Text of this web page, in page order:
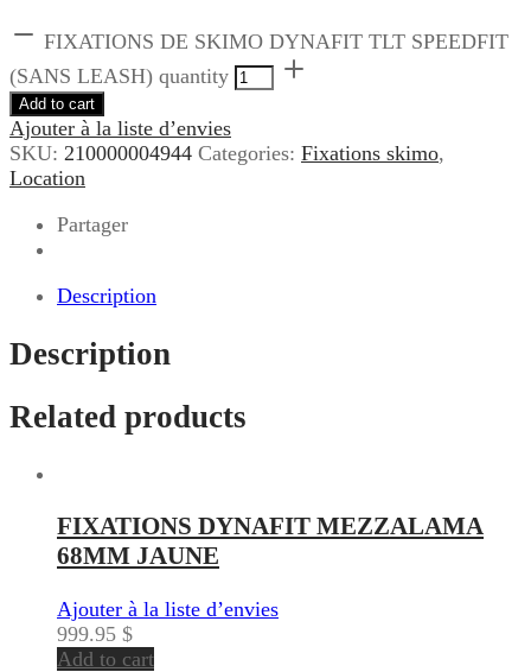
FIXATIONS DE SKIMO DYNAFIT TLT SPEEDFIT
(SANS LEASH) quantity
Add to cart
Ajouter à la liste d’envies
SKU: 210000004944 Categories: Fixations skimo,
Location
Partager
Description
Description
Related products
FIXATIONS DYNAFIT MEZZALAMA
68MM JAUNE
Ajouter à la liste d’envies
999.95 $
Add to cart